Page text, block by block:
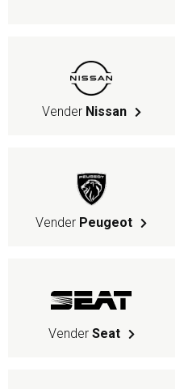
Vender Nissan
Vender Peugeot
Vender Seat